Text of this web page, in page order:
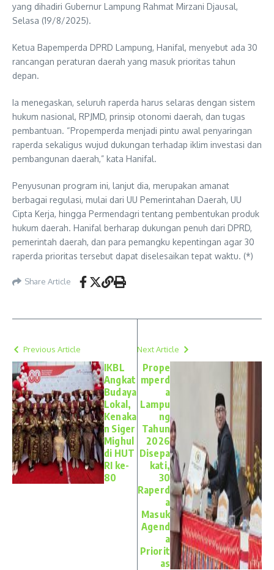
yang dihadiri Gubernur Lampung Rahmat Mirzani Djausal,
Selasa (19/8/2025).
Ketua Bapemperda DPRD Lampung, Hanifal, menyebut ada 30
rancangan peraturan daerah yang masuk prioritas tahun
depan.
Ia menegaskan, seluruh raperda harus selaras dengan sistem
hukum nasional, RPJMD, prinsip otonomi daerah, dan tugas
pembantuan. “Propemperda menjadi pintu awal penyaringan
raperda sekaligus wujud dukungan terhadap iklim investasi dan
pembangunan daerah,” kata Hanifal.
Penyusunan program ini, lanjut dia, merupakan amanat
berbagai regulasi, mulai dari UU Pemerintahan Daerah, UU
Cipta Kerja, hingga Permendagri tentang pembentukan produk
hukum daerah. Hanifal berharap dukungan penuh dari DPRD,
pemerintah daerah, dan para pemangku kepentingan agar 30
raperda prioritas tersebut dapat diselesaikan tepat waktu. (*)
Share Article
Previous Article
IKBL
Angkat
Budaya
Lokal,
Kenaka
n Siger
Mighul
di HUT
RI ke-
80
Next Article
Prope
mperd
a
Lampu
ng
Tahun
2026
Disepa
kati,
30
Raperd
a
Masuk
Agend
a
Priorit
as